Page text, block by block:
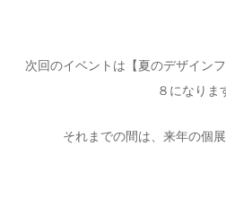
次回のイベントは【夏のデザイン
８になりま
それまでの間は、来年の個